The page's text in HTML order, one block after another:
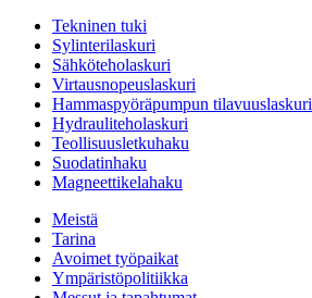
Tekninen tuki
Sylinterilaskuri
Sähköteholaskuri
Virtausnopeuslaskuri
Hammaspyöräpumpun tilavuuslaskuri
Hydrauliteholaskuri
Teollisuusletkuhaku
Suodatinhaku
Magneettikelahaku
Meistä
Tarina
Avoimet työpaikat
Ympäristöpolitiikka